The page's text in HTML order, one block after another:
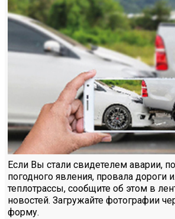
Если Вы стали свидетелем аварии,
погодного явления, провала дороги
теплотрассы, сообщите об этом в
новостей. Загружайте фотографии
форму.